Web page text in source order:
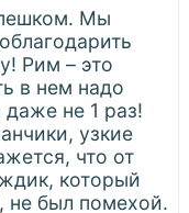
Мы
Рим – это
в нем надо
не 1 раз!
узкие
что от
который
не был помехой.